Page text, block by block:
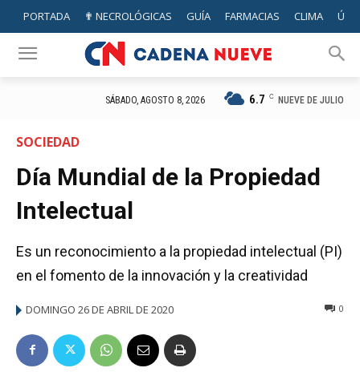
PORTADA ✟ NECROLÓGICAS GUÍA FARMACIAS CLIMA
SÁBADO, AGOSTO 8, 2026 6.7 C NUEVE DE JULIO
SOCIEDAD
Día Mundial de la Propiedad
Intelectual
Es un reconocimiento a la propiedad intelectual (PI)
en el fomento de la innovación y la creatividad
DOMINGO 26 DE ABRIL DE 2020 0